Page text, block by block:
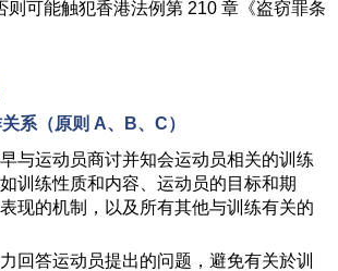
则可能触犯香港法例第 210 章《盗窃罪条
系 （原则 A、 B、 C）
与运动员商讨并知会运动员相关的训练
训练性质和内容、运动员的目标和期
现的机制，以及所有其他与训练有关的
回答运动员提出的问题，避免有关於训